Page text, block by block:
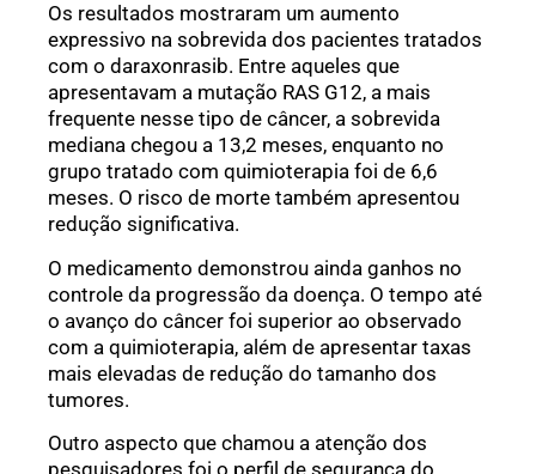
Os resultados mostraram um aumento
expressivo na sobrevida dos pacientes tratados
com o daraxonrasib. Entre aqueles que
apresentavam a mutação RAS G12, a mais
frequente nesse tipo de câncer, a sobrevida
mediana chegou a 13,2 meses, enquanto no
grupo tratado com quimioterapia foi de 6,6
meses. O risco de morte também apresentou
redução significativa.
O medicamento demonstrou ainda ganhos no
controle da progressão da doença. O tempo até
o avanço do câncer foi superior ao observado
com a quimioterapia, além de apresentar taxas
mais elevadas de redução do tamanho dos
tumores.
Outro aspecto que chamou a atenção dos